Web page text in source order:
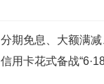
分期免息、大额满
信用卡花式备战